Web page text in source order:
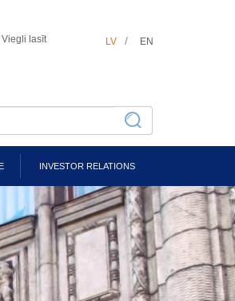
Viegli lasīt LV EN
INVESTOR RELATIONS